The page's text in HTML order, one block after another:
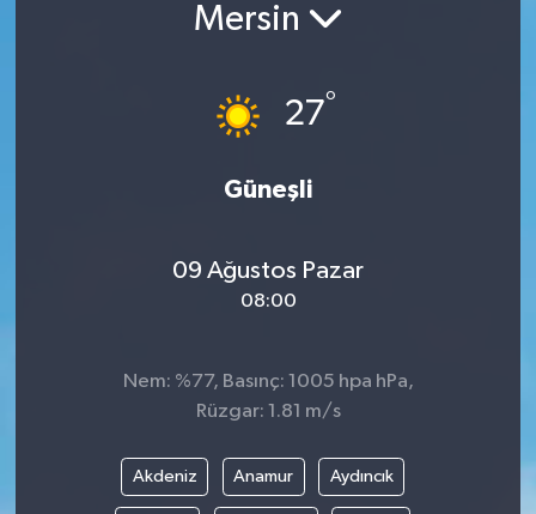
Mersin
27°
Güneşli
09 Ağustos Pazar
08:00
Nem: %77, Basınç: 1005 hpa hPa,
Rüzgar: 1.81 m/s
Akdeniz Anamur Aydıncık
İlçe Haberleri
Kültür & Sanat